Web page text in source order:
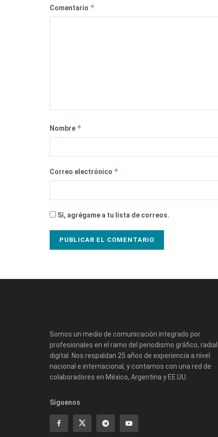
Comentario *
Nombre *
Correo electrónico *
Sí, agrégame a tu lista de correos.
Somos un medio de comunicación integrado por
profesionales en el ramo del periodismo gráfico,
digital. Nos respaldan 25 años de experiencia a nivel
nacional e internacional, y contamos con una red de
colaboradores en México, Argentina y EE.UU.
Síguenos